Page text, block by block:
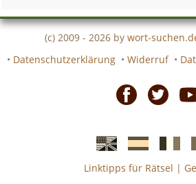
(c) 2009 - 2026 by wort-
• Datenschutzerklärung • Widerruf •
EnglischeSpanische
Linktipps für Rätsel |